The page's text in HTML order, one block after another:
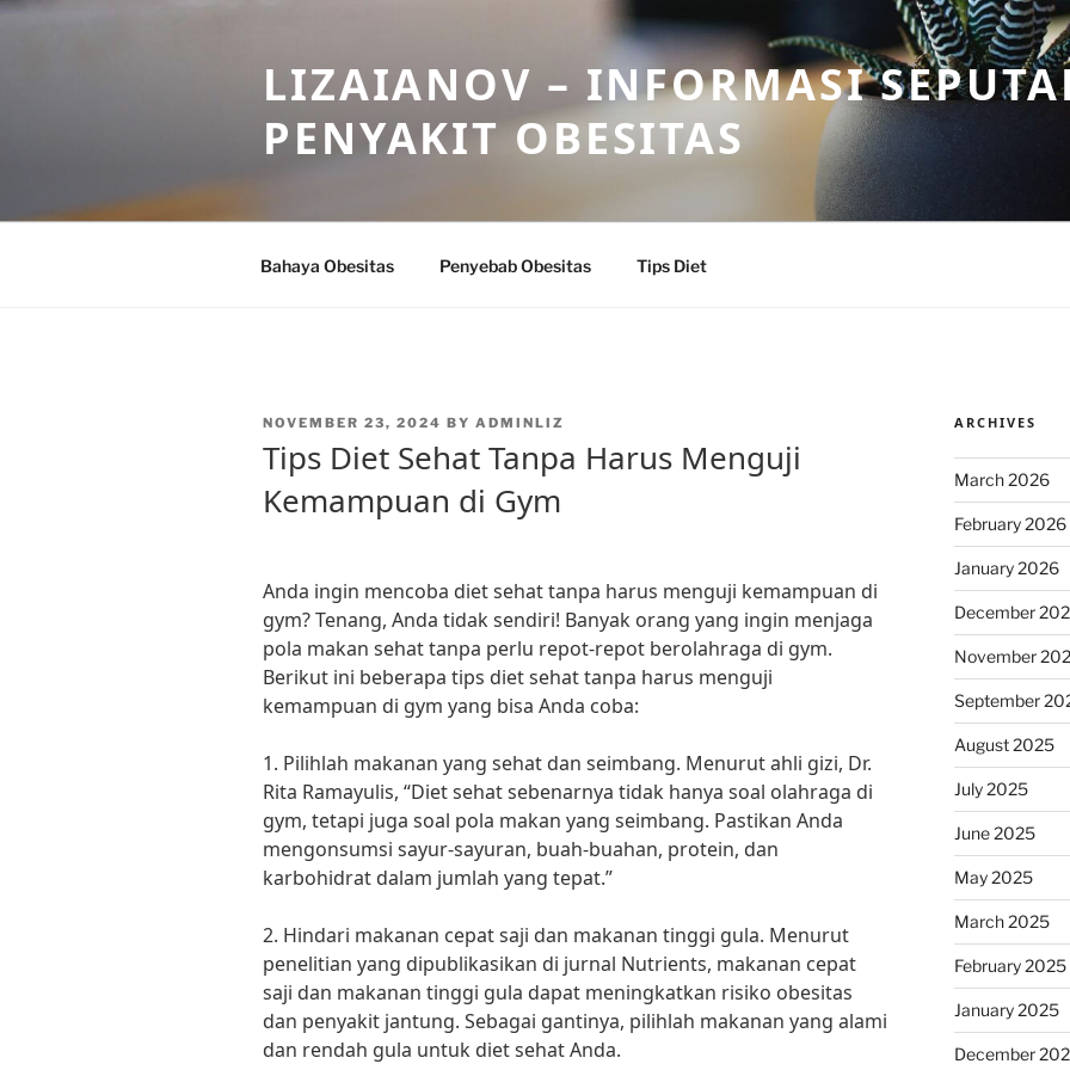
Skip
LIZAIANOV – INFORMASI
PENYAKIT OBESITAS
Bahaya Obesitas Penyebab Obesitas Tips Diet
POSTED
NOVEMBER 23, 2024 BY ADMINLIZ
Tips Diet Sehat Tanpa Harus Menguji
Kemampuan di Gym
Anda ingin mencoba diet sehat tanpa harus menguji kemampuan di
gym? Tenang, Anda tidak sendiri! Banyak orang yang ingin menjaga
pola makan sehat tanpa perlu repot-repot berolahraga di gym.
Berikut ini beberapa tips diet sehat tanpa harus menguji
kemampuan di gym yang bisa Anda coba:
1. Pilihlah makanan yang sehat dan seimbang. Menurut ahli gizi, Dr.
Rita Ramayulis, “Diet sehat sebenarnya tidak hanya soal olahraga di
gym, tetapi juga soal pola makan yang seimbang. Pastikan Anda
mengonsumsi sayur-sayuran, buah-buahan, protein, dan
karbohidrat dalam jumlah yang tepat.”
2. Hindari makanan cepat saji dan makanan tinggi gula. Menurut
penelitian yang dipublikasikan di jurnal Nutrients, makanan cepat
saji dan makanan tinggi gula dapat meningkatkan risiko obesitas
dan penyakit jantung. Sebagai gantinya, pilihlah makanan yang alami
dan rendah gula untuk diet sehat Anda.
ARCHIVES
March 2026
February 2026
January 2026
December
November
September
August 2025
July 2025
June 2025
May 2025
March 2025
February 2025
January 2025
December